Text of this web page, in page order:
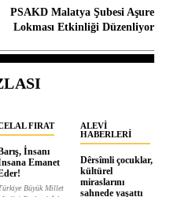
PSAKD Malatya Şubesi Aşure
Lokması Etkinliği Düzenliyor
FIRAT
İnsanı
Emanet
Büyük Millet
ALEVI
HABERLERI
Dêrsîmli çocuklar,
kültürel
miraslarını
sahnede yaşattı